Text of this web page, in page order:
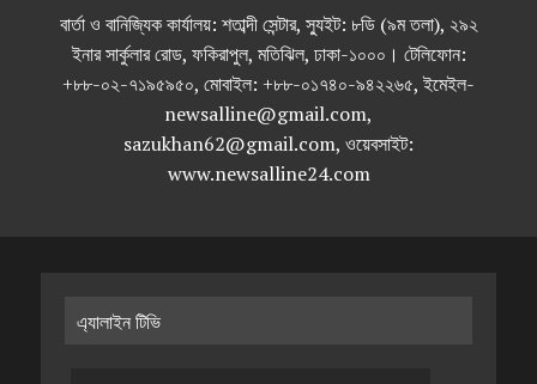
বার্তা ও বানিজ্যিক কার্যালয়: শতাব্দী সেন্টার, স্যুইট: ৮ডি (৯ম তলা), ২৯২
ইনার সার্কুলার রোড, ফকিরাপুল, মতিঝিল, ঢাকা-১০০০। টেলিফোন:
+৮৮-০২-৭১৯৫৯৫০, মোবাইল: +৮৮-০১৭৪০-৯৪২২৬৫, ইমেইল-
newsalline@gmail.com,
sazukhan62@gmail.com, ওয়েবসাইট:
www.newsalline24.com
এ্যালাইন টিভি